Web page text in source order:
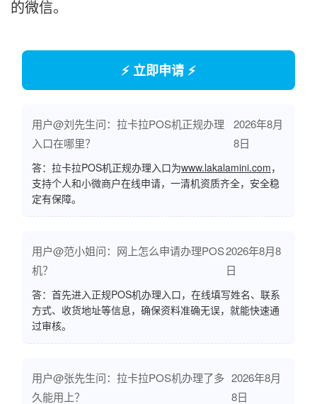
的微信。
⚡ 立即申请 ⚡
用户@刘先生问：拉卡拉POS机正规办理
入口在哪里？
2026年8月
8日
答：拉卡拉POS机正规办理入口为www.lakalamini.com，
支持个人和小微商户在线申请，一清机资质齐全，安全稳
定有保障。
用户@范小姐问：网上怎么申请办理POS
机？
2026年8月8
日
答：首先进入正规POS机办理入口，在线填写姓名、联系
方式、收货地址等信息，确保资料准确无误，就能快速通
过审核。
用户@张先生问：拉卡拉POS机办理了多
久能用上？
2026年8月
8日